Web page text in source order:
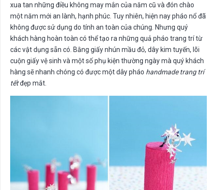
xua tan những điều không may mắn của năm cũ và đón chào
một năm mới an lành, hạnh phúc. Tuy nhiên, hiện nay pháo nổ đã
không được sử dụng do tính an toàn của chúng. Nhưng quý
khách hàng hoàn toàn có thể tạo ra những quả pháo trang trí từ
các vật dụng sẵn có. Bằng giấy nhún mầu đỏ, dây kim tuyến, lõi
cuộn giấy vệ sinh và một số phụ kiện thường ngày mà quý khách
hàng sẽ nhanh chóng có được một dây pháo handmade trang trí
tếtđẹp mắt.